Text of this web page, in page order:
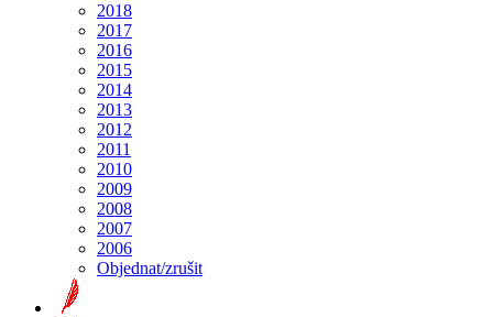
2018
2017
2016
2015
2014
2013
2012
2011
2010
2009
2008
2007
2006
Objednat/zrušit